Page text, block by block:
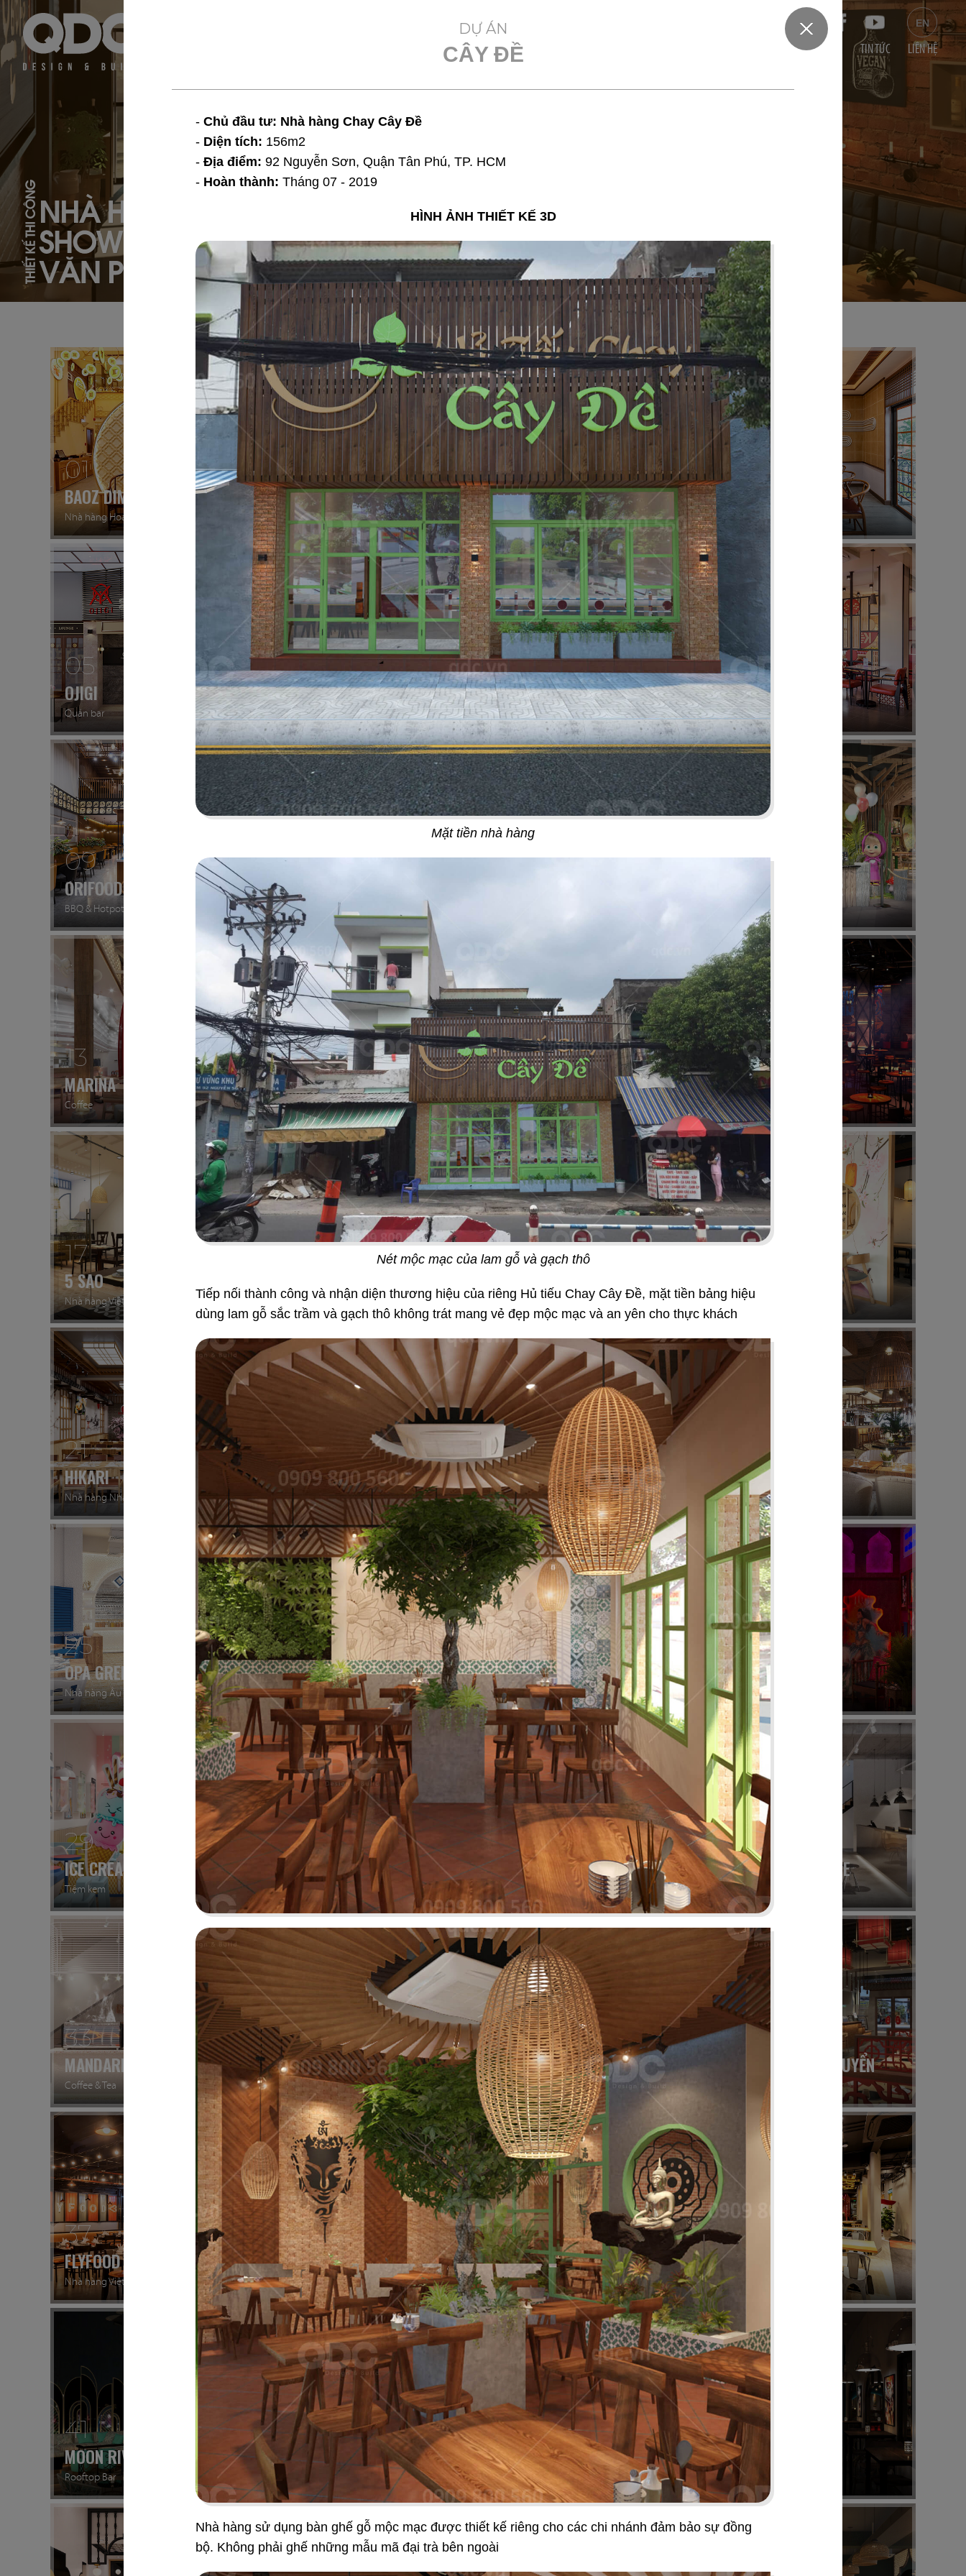
DỰ ÁN
CÂY ĐỀ
- Chủ đầu tư: Nhà hàng Chay Cây Đề
- Diện tích: 156m2
- Địa điểm: 92 Nguyễn Sơn, Quận Tân Phú, TP. HCM
- Hoàn thành: Tháng 07 - 2019
HÌNH ẢNH THIẾT KẾ 3D
Mặt tiền nhà hàng
Nét mộc mạc của lam gỗ và gạch thô
Tiếp nối thành công và nhận diện thương hiệu của riêng Hủ tiếu Chay Cây Đề, mặt tiền bảng hiệu
dùng lam gỗ sắc trầm và gạch thô không trát mang vẻ đẹp mộc mạc và an yên cho thực khách
Nhà hàng sử dụng bàn ghế gỗ mộc mạc được thiết kế riêng cho các chi nhánh đảm bảo sự đồng
bộ. Không phải ghế những mẫu mã đại trà bên ngoài
EN
GIỚI THIỆU DỰ TOÁN CHI PHÍ DỰ ÁN SHOWROOM TIN TỨC LIÊN HỆ
01
BAOZ DIMSUM
Nhà hàng Hoa
02
VEE AYY FOOD
Nhà hàng - Cafe
03
PAT KAO THAI - MỸ THO
Nhà hàng Thái
04
SAKURA
Nhà hàng Nhật
05
OJIGI
Quán bar
06
PAT KAO THAI - BẾN TRE
Nhà hàng Thái
07
TORI MATSUKI
Nhà hàng Nhật
08
KING COFFEE
Quán cafe
09
ORIFOOD - LÊ VĂN SỸ
BBQ & Hotpot
10
LA VISTA
Nhà hàng Âu
11 12
MASHA & THE BEAR
13
MARINA
Coffee
14
CK PIZZA
Nhà hàng Âu
15
TEXAS
Nhà hàng
16
BABOON
Nightclub
17
5 SAO
Nhà hàng Việt
18
Rooftop
19
Cafe
20
Nhà hàng Nhật
21
HIKARI
Nhà hàng Nhật
22
MYUNG TAE MYUNG GA
Nhà hàng Hàn
23
NO NÊ
Nhà hàng Âu
HOÀNG NGỌC
Beach Bar
25
OPA GREEK
Nhà hàng Âu
26
BEIRUT
Nhà hàng Âu
27
SWEET HOUSE
Juice Bar
28
BABOON CLUB
Bar
29
ICE CREAM
Tiệm kem
30
YUMMY CHICKEN
Thức ăn nhanh
31
BREAKING DAWN
Nhà hàng Hàn
32
SUNSHINE BOUTIQUE
Nhà hàng - Showroom
33
MANDARINE
Coffee & Tea
34
DON CHICKEN LONG KHÁNH
Nhà hàng Hàn
35
NÓC NHÀ
Quán nhậu
36
ĐẠI ĐƯỜNG TRÂN TUYỂN
Nhà hàng Hoa
37
FLYFOOD
Nhà hàng Việt
38
DON CHICKEN
Gà rán Hàn Quốc
39
BAMBODA POCHA
Quán nhậu Hàn
40
7 GÀ
Nhà hàng Việt
41
MOON RIVER
Rooftop Bar
42
PHÚC KHANG GARDEN
Cafe
43
LUTEA
Cafe - Trà sữa
44
UPTOWN BAR
Bar